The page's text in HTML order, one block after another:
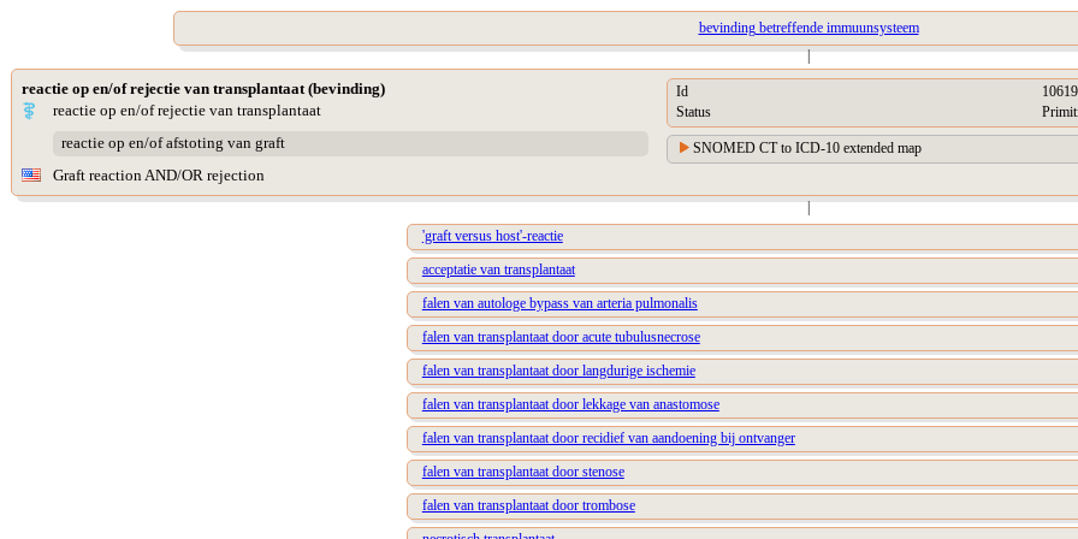
bevinding betreffende immuunsysteem
|
reactie op en/of rejectie van transplantaat (bevinding)
reactie op en/of rejectie van transplantaat
reactie op en/of afstoting van graft
Graft reaction AND/OR rejection
Id
Status
SNOMED CT to ICD-10 extended map
|
'graft versus host'-reactie
acceptatie van transplantaat
falen van autologe bypass van arteria pulmonalis
falen van transplantaat door acute tubulusnecrose
falen van transplantaat door langdurige ischemie
falen van transplantaat door lekkage van anastomose
falen van transplantaat door recidief van aandoening bij ontvanger
falen van transplantaat door stenose
falen van transplantaat door trombose